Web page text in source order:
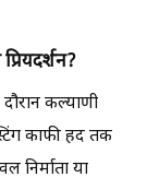
कल्याणी
काफी हद तक
निर्माता या